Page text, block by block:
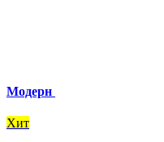
Модерн
Хит